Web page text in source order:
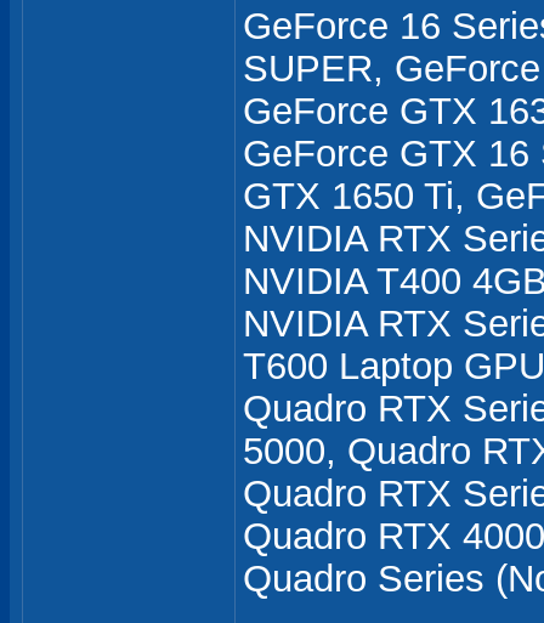
GeForce 16
SUPER,
GeForce GTX
GeForce GTX
GTX 1650 Ti,
NVIDIA RTX
NVIDIA T400
NVIDIA RTX
T600 Laptop
Quadro RTX
5000, Quadro
Quadro RTX
Quadro RTX
Quadro Series